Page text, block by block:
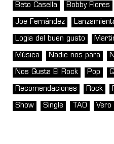
Beto Casella Bobby Flores
Joe Fernández
Logia del buen gusto
Música Nadie nos para
Nos Gusta El Rock Pop
Recomendaciones Rock
Show Single TAO Vero